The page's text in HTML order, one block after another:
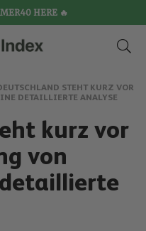
HERE 🔥
STEHT KURZ VOR
DETAILLIERTE ANALYSE
kurz vor
von
detaillierte